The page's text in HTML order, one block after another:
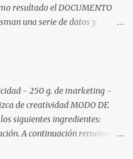
resultado el DOCUMENTO
una serie de datos y
a la ANA, que no es
mediante el cual la empresa
y coherente de la
de comunicación y define
del briefing
- 250 g. de marketing -
de creatividad MODO DE
siguientes ingredientes:
A continuación remover y